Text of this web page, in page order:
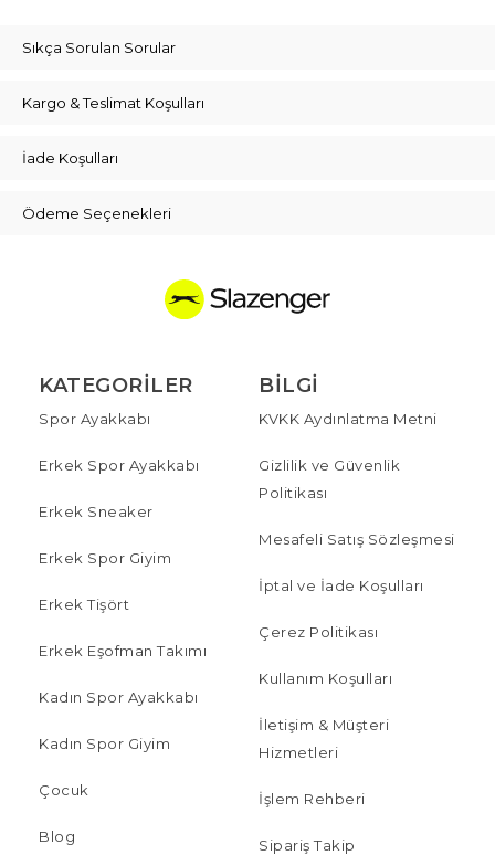
Sıkça Sorulan Sorular
Kargo & Teslimat Koşulları
İade Koşulları
Ödeme Seçenekleri
KATEGORILER
Spor Ayakkabı
Erkek Spor Ayakkabı
Erkek Sneaker
Erkek Spor Giyim
Erkek Tişört
Erkek Eşofman Takımı
Kadın Spor Ayakkabı
Kadın Spor Giyim
Çocuk
Blog
BILGI
KVKK Aydınlatma Metni
Gizlilik ve Güvenlik
Politikası
Mesafeli Satış Sözleşmesi
İptal ve İade Koşulları
Çerez Politikası
Kullanım Koşulları
İletişim & Müşteri
Hizmetleri
İşlem Rehberi
Sipariş Takip